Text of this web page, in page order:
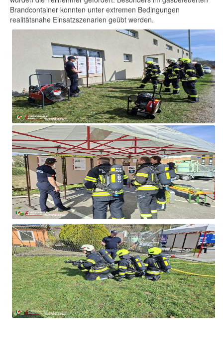
Brandcontainer konnten unter extremen Bedingungen
realitätsnahe Einsatzszenarien geübt werden.